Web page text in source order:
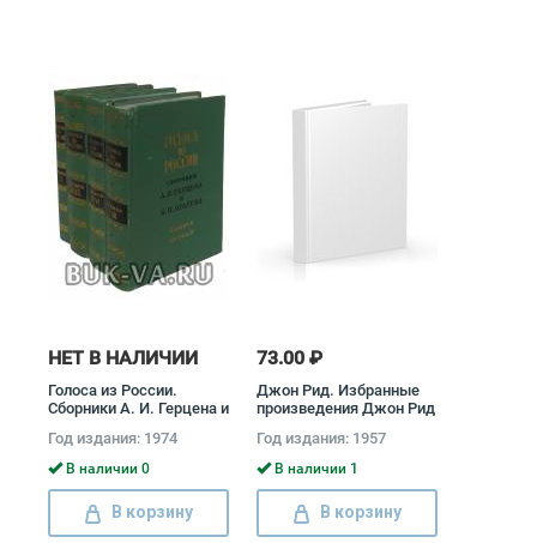
НЕТ В НАЛИЧИИ
Голоса из России.
Сборники А. И. Герцена и
из 4 книг) Александр
Герцен, Николай Огарев
Год издания: 1974
В наличии 0
В корзину
73.00 ₽
Джон Рид. Избранные
произведения Джон Рид
Год издания: 1957
В наличии 1
В корзину